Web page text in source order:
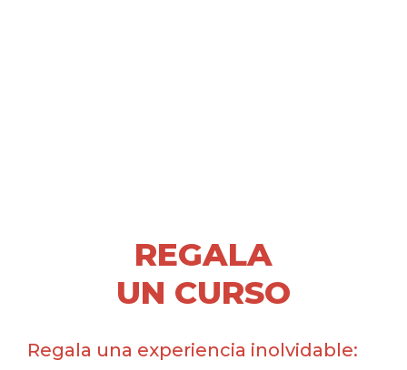
REGALA
UN CURSO
Regala una experiencia inolvidable: